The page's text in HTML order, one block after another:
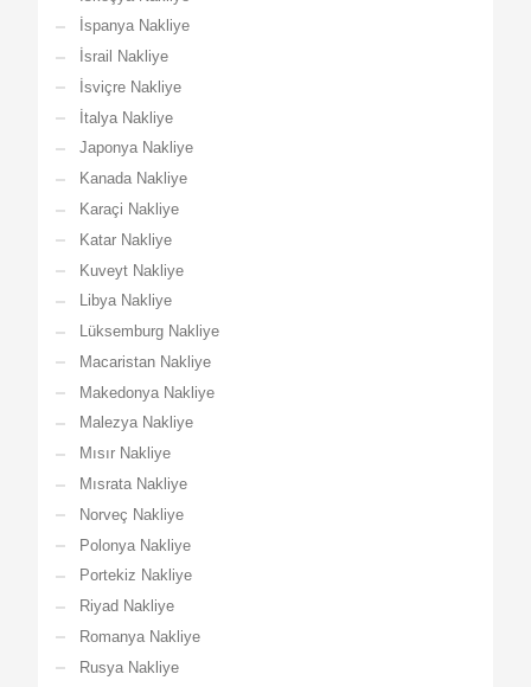
İspanya Nakliye
İsrail Nakliye
İsviçre Nakliye
İtalya Nakliye
Japonya Nakliye
Kanada Nakliye
Karaçi Nakliye
Katar Nakliye
Kuveyt Nakliye
Libya Nakliye
Lüksemburg Nakliye
Macaristan Nakliye
Makedonya Nakliye
Malezya Nakliye
Mısır Nakliye
Mısrata Nakliye
Norveç Nakliye
Polonya Nakliye
Portekiz Nakliye
Riyad Nakliye
Romanya Nakliye
Rusya Nakliye